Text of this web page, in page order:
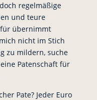
regelmäßige
und teure
übernimmt
nicht im Stich
zu mildern, suche
Patenschaft für
Pate? Jeder Euro